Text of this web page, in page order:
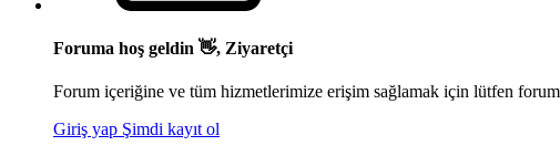
Foruma hoş geldin 👋, Ziyaretçi
Forum içeriğine ve tüm hizmetlerimize erişim sağlamak için lütfen
Giriş yap Şimdi kayıt ol